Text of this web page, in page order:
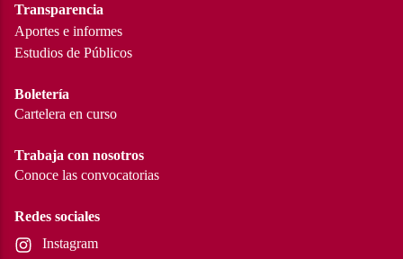
Transparencia
Aportes e informes
Estudios de Públicos
Boletería
Cartelera en curso
Trabaja con nosotros
Conoce las convocatorias
Redes sociales
Instagram